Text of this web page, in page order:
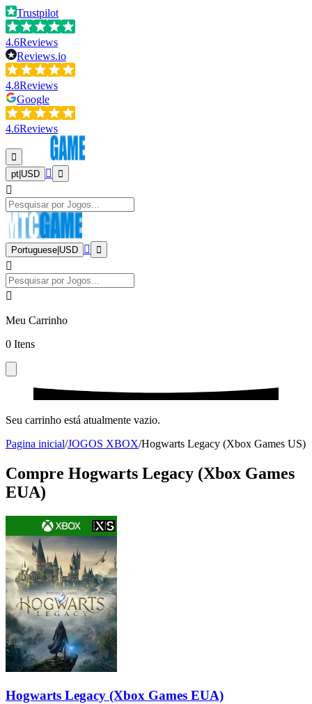
Trustpilot
4.6Reviews
Reviews.io
4.8Reviews
Google
4.6Reviews
pt USD
Portuguese USD
Meu Carrinho
0 Itens
Seu carrinho está atualmente vazio.
Pagina inicial/JOGOS XBOX/Hogwarts Legacy (Xbox Games US)
Compre Hogwarts Legacy (Xbox Games
EUA)
Hogwarts Legacy (Xbox Games EUA)